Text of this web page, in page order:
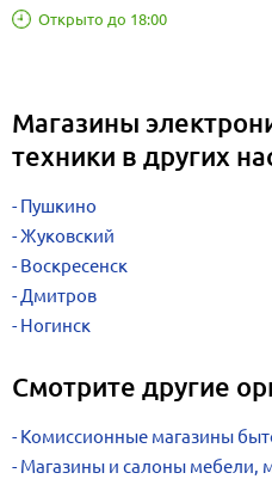
Открыто до 18:00
Магазины
техники в других
Пушкино
Жуковский
Воскресенск
Дмитров
Ногинск
Смотрите другие
Комиссионные магазины
Магазины и салоны мебели,